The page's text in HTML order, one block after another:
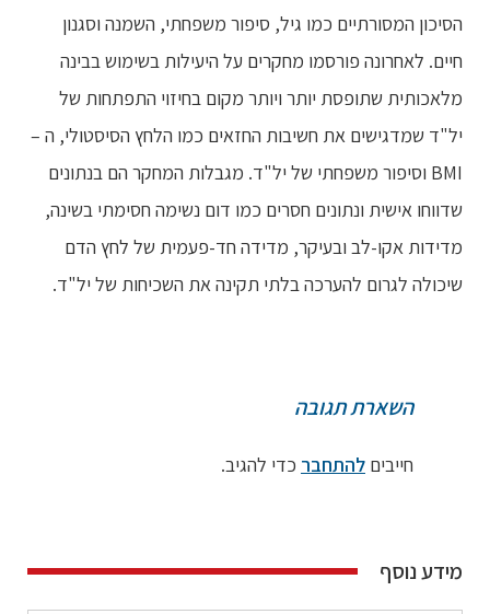
הסיכון המסורתיים כמו גיל, סיפור משפחתי, השמנה וסגנון
חיים. לאחרונה פורסמו מחקרים על היעילות בשימוש בבינה
מלאכותית שתופסת יותר ויותר מקום בחיזוי התפתחות של
יל"ד שמדגישים את חשיבות החזאים כמו הלחץ הסיסטולי, ה –
BMI וסיפור משפחתי של יל"ד. מגבלות המחקר הם בנתונים
שדווחו אישית ונתונים חסרים כמו דום נשימה חסימתי בשינה,
מדידות אקו-לב ובעיקר, מדידה חד-פעמית של לחץ הדם
שיכולה לגרום להערכה בלתי תקינה את השכיחות של יל"ד.
השארת תגובה
חייבים להתחבר כדי להגיב.
מידע נוסף